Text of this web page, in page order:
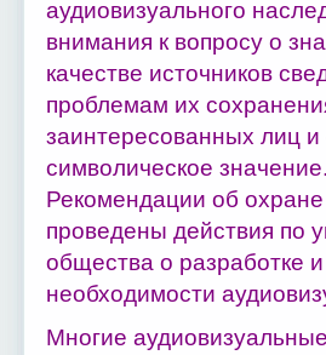
аудиовизуального
внимания к вопросу о
качестве источников
проблемам их
заинтересованных лиц
символическое
Рекомендации об
проведены действия по
общества о разработке
необходимости
Многие